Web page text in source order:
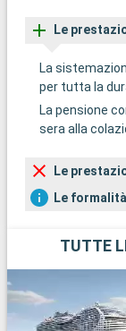
Le
La
per tutta la
La pensione
sera alla
Le
Le
TUTTE